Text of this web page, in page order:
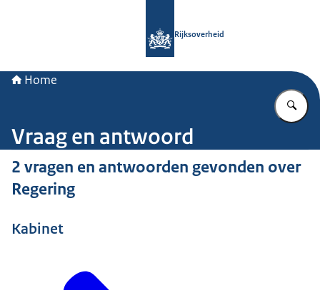
Rijksoverheid
Home
Vraag en antwoord
2 vragen en antwoorden gevonden over
Regering
Kabinet